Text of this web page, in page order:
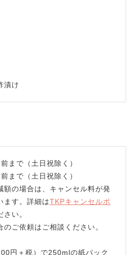
漬け
まで（土日祝除く）
まで（土日祝除く）
の場合は、キャンセル料が発
ます。詳細はTKPキャンセルポ
さい。
ご依頼はご相談ください。
円＋税）で250mlの紙パック